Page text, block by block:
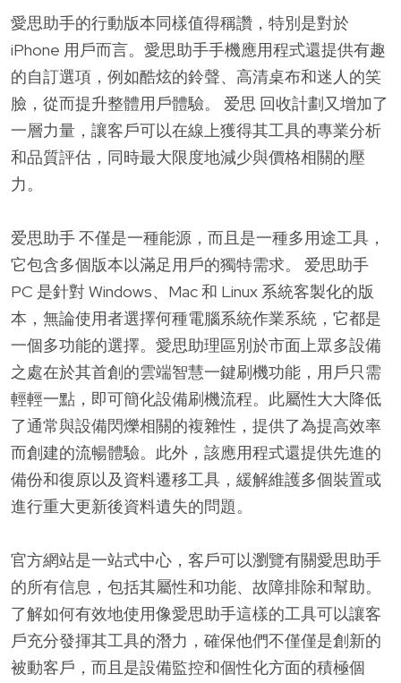
愛思助手的行動版本同樣值得稱讚，特別是對於
iPhone 用戶而言。愛思助手手機應用程式還提供有趣
的自訂選項，例如酷炫的鈴聲、高清桌布和迷人的笑
臉，從而提升整體用戶體驗。 爱思 回收計劃又增加了
一層力量，讓客戶可以在線上獲得其工具的專業分析
和品質評估，同時最大限度地減少與價格相關的壓
力。
爱思助手 不僅是一種能源，而且是一種多用途工具，
它包含多個版本以滿足用戶的獨特需求。 爱思助手
PC 是針對 Windows、Mac 和 Linux 系統客製化的版
本，無論使用者選擇何種電腦系統作業系統，它都是
一個多功能的選擇。愛思助理區別於市面上眾多設備
之處在於其首創的雲端智慧一鍵刷機功能，用戶只需
輕輕一點，即可簡化設備刷機流程。此屬性大大降低
了通常與設備閃爍相關的複雜性，提供了為提高效率
而創建的流暢體驗。此外，該應用程式還提供先進的
備份和復原以及資料遷移工具，緩解維護多個裝置或
進行重大更新後資料遺失的問題。
官方網站是一站式中心，客戶可以瀏覽有關愛思助手
的所有信息，包括其屬性和功能、故障排除和幫助。
了解如何有效地使用像愛思助手這樣的工具可以讓客
戶充分發揮其工具的潛力，確保他們不僅僅是創新的
被動客戶，而且是設備監控和個性化方面的積極個